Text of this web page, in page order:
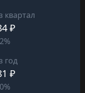
квартал
₽
год
₽